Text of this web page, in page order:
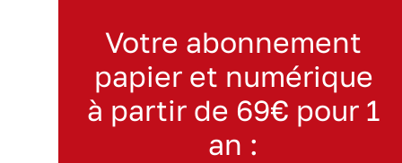
Votre abonnement
papier et numérique
à partir de 69€ pour 1
an :